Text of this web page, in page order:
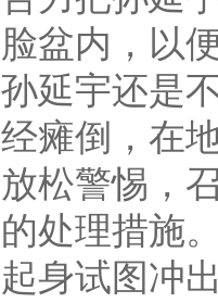
脸盆内，以
孙延宇还是
经瘫倒，在
放松警惕，
的处理措施
起身试图冲